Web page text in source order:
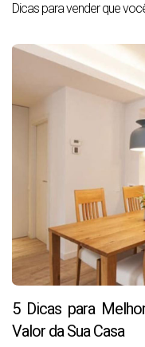
Dicas para vender que
5 Dicas para
Valor da Sua Casa